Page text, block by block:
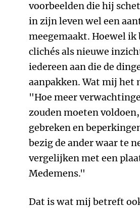
voorbeelden die hij
in zijn leven wel een
meegemaakt. Hoewel
clichés als nieuwe
iedereen aan die de
aanpakken. Wat mij het
"Hoe meer
zouden moeten
gebreken en
bezig de ander waar te
vergelijken met een
Medemens."
Dat is wat mij betreft